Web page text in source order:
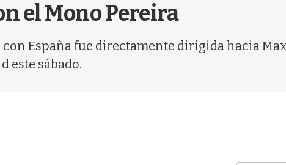
el Mono Pereira
España fue directamente dirigida hacia
este sábado.